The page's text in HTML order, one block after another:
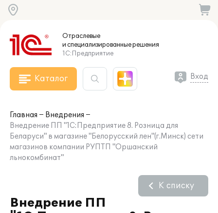
Отраслевые
и специализированныерешения
1С:Предприятие
Каталог Вход
Главная
Внедрения
Внедрение ПП "1С:Предприятие 8. Розница для
Беларуси" в магазине "Белорусский лен"(г.Минск) сети
магазинов компании РУПТП "Оршанский
льнокомбинат"
Внедрение ПП
К списку